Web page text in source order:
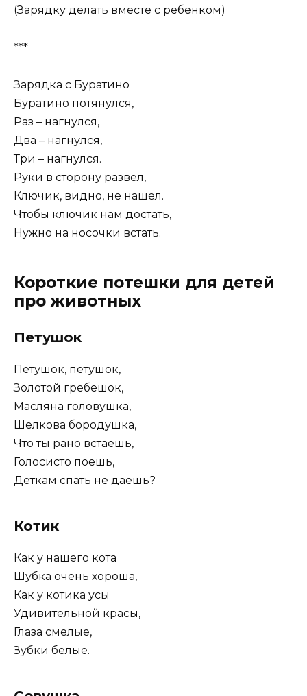
(Зарядку делать вместе с ребенком)
***
Зарядка с Буратино
Буратино потянулся,
Раз – нагнулся,
Два – нагнулся,
Три – нагнулся.
Руки в сторону развел,
Ключик, видно, не нашел.
Чтобы ключик нам достать,
Нужно на носочки встать.
Короткие потешки для детей
про животных
Петушок
Петушок, петушок,
Золотой гребешок,
Масляна головушка,
Шелкова бородушка,
Что ты рано встаешь,
Голосисто поешь,
Деткам спать не даешь?
Котик
Как у нашего кота
Шубка очень хороша,
Как у котика усы
Удивительной красы,
Глаза смелые,
Зубки белые.